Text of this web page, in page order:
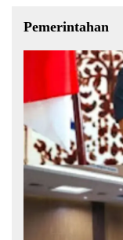
Pemerintahan